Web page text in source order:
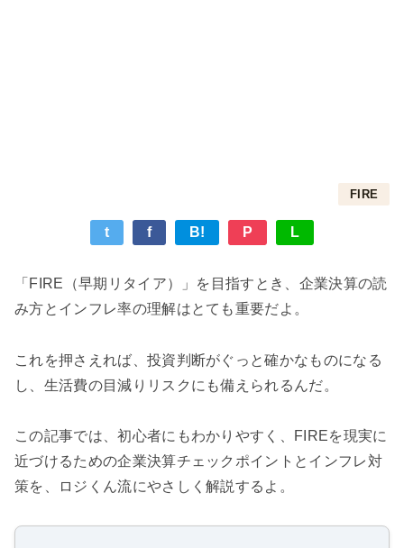
FIRE
t f B! P L
「FIRE（早期リタイア）」を目指すとき、企業決算の読
み方とインフレ率の理解はとても重要だよ。
これを押さえれば、投資判断がぐっと確かなものになる
し、生活費の目減りリスクにも備えられるんだ。
この記事では、初心者にもわかりやすく、FIREを現実に
近づけるための企業決算チェックポイントとインフレ対
策を、ロジくん流にやさしく解説するよ。